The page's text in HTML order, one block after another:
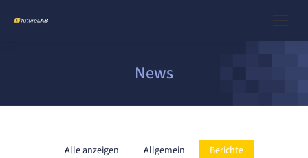
News
Alle anzeigen Allgemein
Berichte